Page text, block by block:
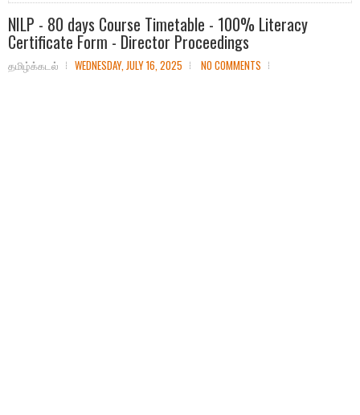
NILP - 80 days Course Timetable - 100% Literacy
Certificate Form - Director Proceedings
தமிழ்க்கடல் WEDNESDAY, JULY 16, 2025 NO COMMENTS